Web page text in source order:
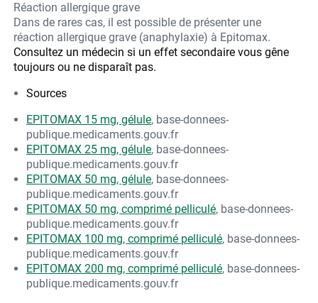
Réaction allergique grave
Dans de rares cas, il est possible de présenter une
réaction allergique grave (anaphylaxie) à Epitomax.
Consultez un médecin si un effet secondaire vous gêne
toujours ou ne disparaît pas.
Sources
EPITOMAX 15 mg, gélule, base-donnees-
publique.medicaments.gouv.fr
EPITOMAX 25 mg, gélule, base-donnees-
publique.medicaments.gouv.fr
EPITOMAX 50 mg, gélule, base-donnees-
publique.medicaments.gouv.fr
EPITOMAX 50 mg, comprimé pelliculé, base-donnees-
publique.medicaments.gouv.fr
EPITOMAX 100 mg, comprimé pelliculé, base-donnees-
publique.medicaments.gouv.fr
EPITOMAX 200 mg, comprimé pelliculé, base-donnees-
publique.medicaments.gouv.fr